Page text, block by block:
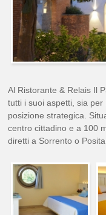
Al Ristorante & Relais Il
tutti i suoi aspetti, sia
posizione strategica.
centro cittadino e a 100
diretti a Sorrento o